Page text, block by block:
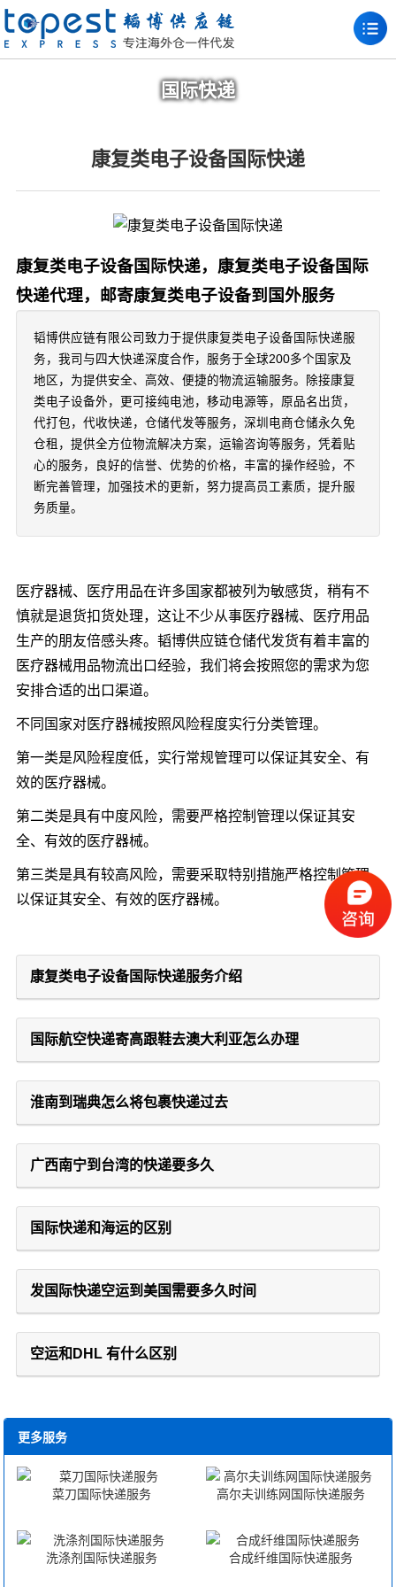
国际快递
康复类电子设备国际快递
康复类电子设备国际快递，康复类电子设备国际
快递代理，邮寄康复类电子设备到国外服务
韬博供应链有限公司致力于提供康复类电子设备国际快递服
务，我司与四大快递深度合作，服务于全球200多个国家及
地区，为提供安全、高效、便捷的物流运输服务。除接康复
类电子设备外，更可接纯电池，移动电源等，原品名出货，
代打包，代收快递，仓储代发等服务，深圳电商仓储永久免
仓租，提供全方位物流解决方案，运输咨询等服务，凭着贴
心的服务，良好的信誉、优势的价格，丰富的操作经验，不
断完善管理，加强技术的更新，努力提高员工素质，提升服
务质量。
医疗器械、医疗用品在许多国家都被列为敏感货，稍有不
慎就是退货扣货处理，这让不少从事医疗器械、医疗用品
生产的朋友倍感头疼。韬博供应链仓储代发货有着丰富的
医疗器械用品物流出口经验，我们将会按照您的需求为您
安排合适的出口渠道。
不同国家对医疗器械按照风险程度实行分类管理。
第一类是风险程度低，实行常规管理可以保证其安全、有
效的医疗器械。
第二类是具有中度风险，需要严格控制管理以保证其安
全、有效的医疗器械。
第三类是具有较高风险，需要采取特别措施严格控制管理
以保证其安全、有效的医疗器械。
康复类电子设备国际快递服务介绍
国际航空快递寄高跟鞋去澳大利亚怎么办理
淮南到瑞典怎么将包裹快递过去
广西南宁到台湾的快递要多久
国际快递和海运的区别
发国际快递空运到美国需要多久时间
空运和DHL 有什么区别
更多服务
菜刀国际快递服务 高尔夫训练网国际快递服务
洗涤剂国际快递服务 合成纤维国际快递服务